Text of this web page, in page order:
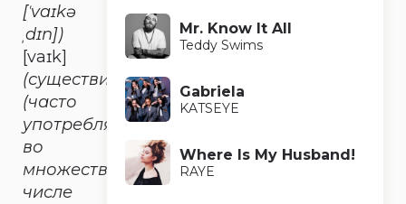
[ˈvaɪkə
ˌdɪn])
[vaɪk]
(существительное)
(часто
употребляется
во
множественном
числе
Mr. Know It All
Teddy Swims
Gabriela
KATSEYE
Where Is My Husband!
RAYE